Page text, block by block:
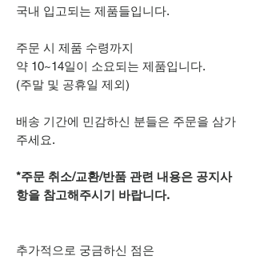
국내 입고되는 제품들입니다.
주문 시 제품 수령까지
약 10~14일이 소요되는 제품입니다.
(주말 및 공휴일 제외)
배송 기간에 민감하신 분들은 주문을 삼가
주세요.
*주문 취소/교환/반품 관련 내용은 공지사
항을 참고해주시기 바랍니다.
추가적으로 궁금하신 점은